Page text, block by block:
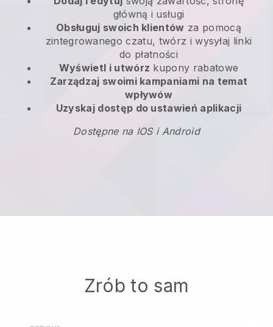
główną i usługi
Obsługuj swoich klientów za pomocą
zintegrowanego czatu, twórz i wysyłaj linki
do płatności
Wyświetl i utwórz kupony rabatowe
Zarządzaj swoimi kampaniami na temat
wpływów
Uzyskaj dostęp do ustawień aplikacji
Dostępne na IOS i Android
Zrób to sam